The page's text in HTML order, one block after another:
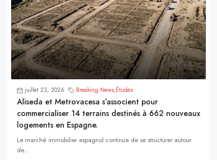
juillet 23, 2026 Breaking News,Études
Aliseda et Metrovacesa s’associent pour
commercialiser 14 terrains destinés à 662 nouveaux
logements en Espagne.
Le marché immobilier espagnol continue de se structurer autour
de...